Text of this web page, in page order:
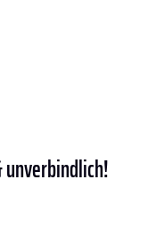
unverbindlich!